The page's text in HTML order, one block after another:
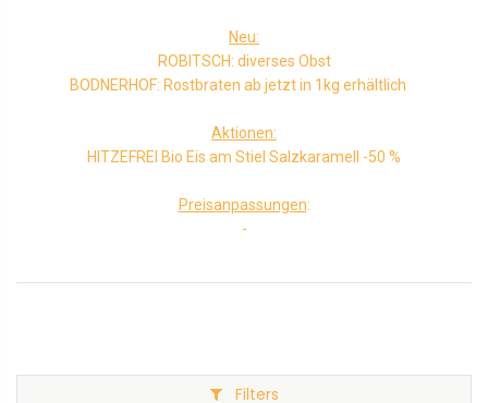
Neu:
ROBITSCH: diverses Obst
BODNERHOF: Rostbraten ab jetzt in 1kg erhältlich
Aktionen:
HITZEFREI Bio Eis am Stiel Salzkaramell -50 %
Preisanpassungen:
-
Filters